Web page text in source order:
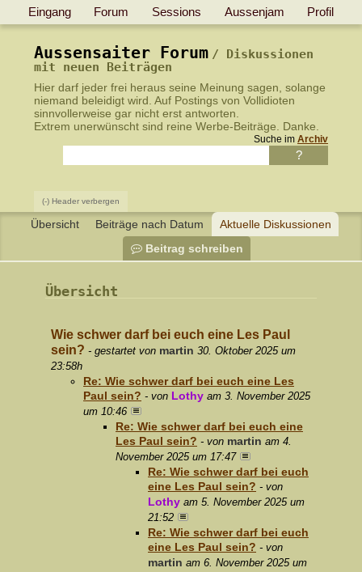
Eingang Forum Sessions Aussenjam Profil
Aussensaiter Forum
Diskussionen
mit neuen Beiträgen
Hier darf jeder frei heraus seine Meinung sagen, solange
niemand beleidigt wird. Auf Postings von Vollidioten
sinnvollerweise gar nicht erst antworten
Extrem unerwünscht sind reine Werbe-Beiträge. Danke.
Suche im Archiv
(-) Header verbergen
Übersicht Beiträge nach Datum
Aktuelle Diskussionen
Beitrag schreiben
Übersicht
Wie schwer darf bei euch eine Les Paul
sein? - gestartet von martin 30. Oktober 2025 um
23:58h
Re: Wie schwer darf bei euch eine Les
Paul sein? - von Lothy am 3. November 2025
um 10:46
Re: Wie schwer darf bei euch eine
Les Paul sein? - von martin am 4.
November 2025 um 17:47
Re: Wie schwer darf bei euch
eine Les Paul sein? - von
Lothy am 5. November 2025 um
21:52
Re: Wie schwer darf bei euch
eine Les Paul sein? - von
martin am 6. November 2025 um